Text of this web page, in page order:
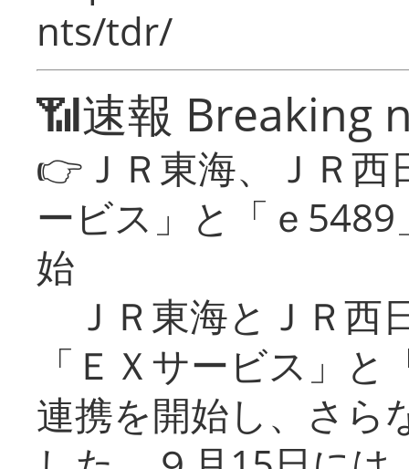
nts/tdr/
📶速報 Breaking
👉ＪＲ東海、ＪＲ
ービス」と「ｅ
始
ＪＲ東海とＪＲ西
「ＥＸサービス」
連携を開始し、さら